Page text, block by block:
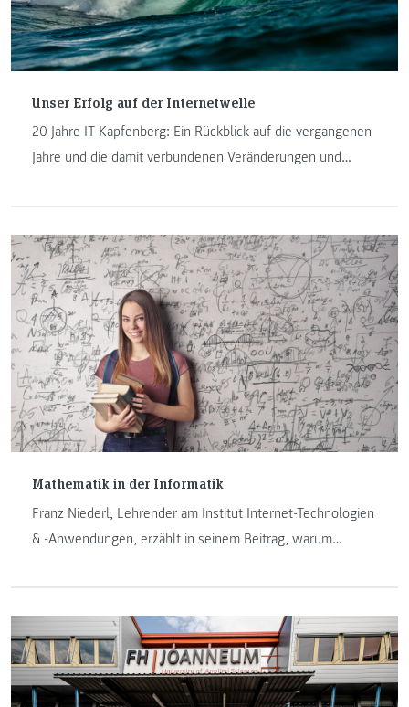
Unser Erfolg auf der Internetwelle
20 Jahre IT-Kapfenberg: Ein Rückblick auf die vergangenen
Jahre und die damit verbundenen Veränderungen und
Geburtsstunde der IT-Studiengänge am Institut und
erzählen in ihrem Beitrag darüber.
Mathematik in der Informatik
Franz Niederl, Lehrender am Institut Internet-Technologien
& -Anwendungen, erzählt in seinem Beitrag, warum